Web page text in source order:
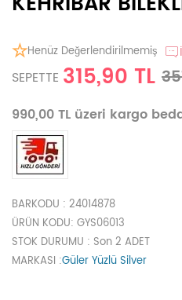
Henüz Değerlendirilmemiş
SEPETTE 315,90 TL
990,00 TL üzeri kargo
BARKODU : 24014878
ÜRÜN KODU: GYS06013
STOK DURUMU : Son 2 ADET
MARKASI :Güler Yüzlü Silver